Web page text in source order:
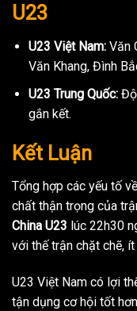
U23
U23 Việt Nam:Văn
Văn Khang, Đình
U23 Trung Quốc:
gắn kết.
Kết Luận
Tổng hợp các yếu tố
chất thận trọng của
China U23 lúc 22h30
với thế trận chặt chẽ,
U23 Việt Nam có lợi
tận dụng cơ hội tốt